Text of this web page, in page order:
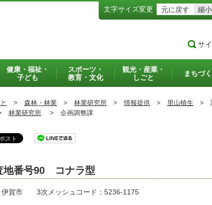
文字サイズ変更 元に戻す 縮小
サ
健康・福祉・
子ども
スポーツ・
教育・文化
観光・産業・
しごと
まちづ
> 森林・林業 > 林業研究所 > 情報提供 > 里山植生 >
林業研究所 > 企画調整課
地番号90 コナラ型
伊賀市 3次メッシュコード：5236-1175